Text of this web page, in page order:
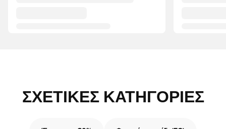
ΣΧΕΤΙΚΈΣ ΚΑΤΗΓΟΡΊΕΣ